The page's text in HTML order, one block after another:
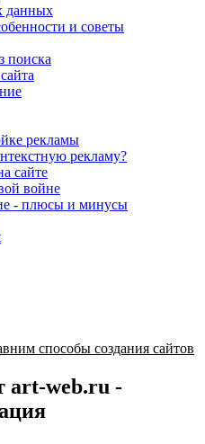
данных
и советы
поиска
рекламы
рекламу?
сайте
войне
- плюсы и минусы
способы создания сайтов
art-web.ru -